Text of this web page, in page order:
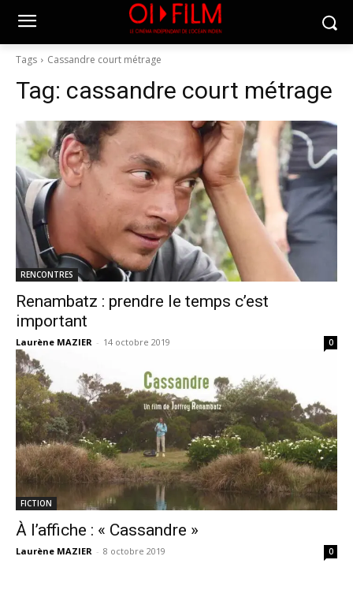
Tags Cassandre court métrage
Tag: cassandre court métrage
RENCONTRES
Renambatz : prendre le temps c’est
important
Laurène MAZIER - 14 octobre 2019 0
FICTION
À l’affiche : « Cassandre »
Laurène MAZIER - 8 octobre 2019 0